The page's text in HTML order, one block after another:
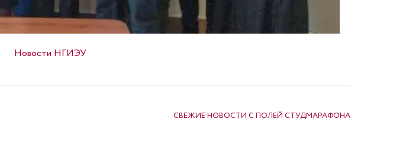
Новости НГИЭУ
СВЕЖИЕ НОВОСТИ С ПОЛЕЙ СТУДМАРАФОНА